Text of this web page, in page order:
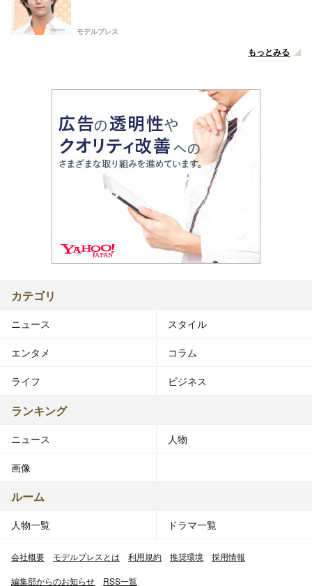
モデルプレス
もっとみる
カテゴリ
ニュース スタイル
エンタメ コラム
ライフ ビジネス
ランキング
ニュース 人物
画像
ルーム
人物一覧 ドラマ一覧
会社概要 モデルプレスとは 利用規約 推奨環境 採用情報
編集部からのお知らせ RSS一覧